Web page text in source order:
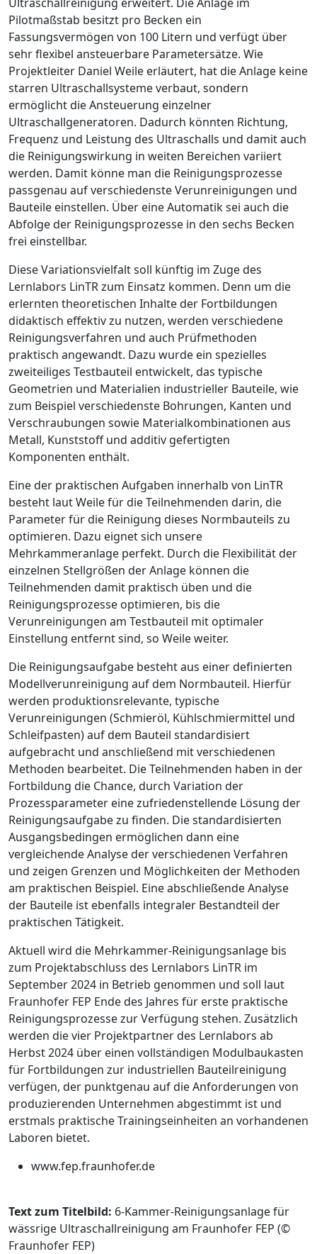
Pilotmaßstab besitzt pro Becken ein
Fassungsvermögen von 100 Litern und verfügt über
sehr flexibel ansteuerbare Parametersätze. Wie
Projektleiter Daniel Weile erläutert, hat die Anlage keine
starren Ultraschallsysteme verbaut, sondern
ermöglicht die Ansteuerung einzelner
Ultraschallgeneratoren. Dadurch könnten Richtung,
Frequenz und Leistung des Ultraschalls und damit auch
die Reinigungswirkung in weiten Bereichen variiert
werden. Damit könne man die Reinigungsprozesse
passgenau auf verschiedenste Verunreinigungen und
Bauteile einstellen. Über eine Automatik sei auch die
Abfolge der Reinigungsprozesse in den sechs Becken
frei einstellbar.
Diese Variationsvielfalt soll künftig im Zuge des
Lernlabors LinTR zum Einsatz kommen. Denn um die
erlernten theoretischen Inhalte der Fortbildungen
didaktisch effektiv zu nutzen, werden verschiedene
Reinigungsverfahren und auch Prüfmethoden
praktisch angewandt. Dazu wurde ein spezielles
zweiteiliges Testbauteil entwickelt, das typische
Geometrien und Materialien industrieller Bauteile, wie
zum Beispiel verschiedenste Bohrungen, Kanten und
Verschraubungen sowie Materialkombinationen aus
Metall, Kunststoff und additiv gefertigten
Komponenten enthält.
Eine der praktischen Aufgaben innerhalb von LinTR
besteht laut Weile für die Teilnehmen­den darin, die
Parameter für die Reinigung dieses Normbauteils zu
optimieren. Dazu eignet sich unsere
Mehrkammeranlage perfekt. Durch die Flexibilität der
einzelnen Stellgrößen der Anlage können die
Teilnehmenden damit praktisch üben und die
Reinigungsprozesse optimieren, bis die
Verunreinigungen am Testbauteil mit optimaler
Einstellung entfernt sind, so Weile weiter.
Die Reinigungsaufgabe besteht aus einer definierten
Modellverunreinigung auf dem Normbauteil. Hierfür
werden produktionsrelevante, typische
Verunreinigungen (Schmieröl, Kühlschmiermittel und
Schleifpasten) auf dem Bauteil standardisiert
aufgebracht und anschließend mit verschiedenen
Methoden bearbeitet. Die Teilnehmenden haben in der
Fortbildung die Chance, durch Variation der
Prozessparameter eine zufriedenstellende Lösung der
Reinigungsaufgabe zu finden. Die standardisierten
Ausgangsbedingen ermöglichen dann eine
vergleichende Analyse der verschiedenen Verfahren
und zeigen Grenzen und Möglichkeiten der Methoden
am praktischen Beispiel. Eine abschließende Analyse
der Bauteile ist ebenfalls integraler Bestandteil der
praktischen Tätigkeit.
Aktuell wird die Mehrkammer-Reinigungsanlage bis
zum Projektabschluss des Lernlabors LinTR im
September 2024 in Betrieb genom­men und soll laut
Fraunhofer FEP Ende des Jahres für erste praktische
Reinigungsprozesse zur Verfügung stehen. Zusätzlich
werden die vier Projektpartner des Lernlabors ab
Herbst 2024 über einen vollständigen Modulbaukasten
für Fortbildungen zur industriellen Bauteilreinigung
verfügen, der punktgenau auf die Anforderungen von
produzierenden Unternehmen abgestimmt ist und
erstmals praktische Trainingseinheiten an vorhandenen
Laboren bietet.
www.fep.fraunhofer.de
Text zum Titelbild: 6-Kammer-Reinigungsanlage für
wässrige Ultraschallreinigung am Fraunhofer FEP (©
Fraunhofer FEP)